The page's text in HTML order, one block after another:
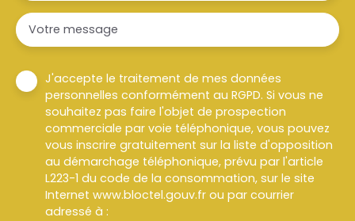
Votre message
J'accepte le traitement de mes données
personnelles conformément au RGPD. Si vous ne
souhaitez pas faire l'objet de prospection
commerciale par voie téléphonique, vous pouvez
vous inscrire gratuitement sur la liste d'opposition
au démarchage téléphonique, prévu par l'article
L223-1 du code de la consommation, sur le site
Internet www.bloctel.gouv.fr ou par courrier
adressé à :